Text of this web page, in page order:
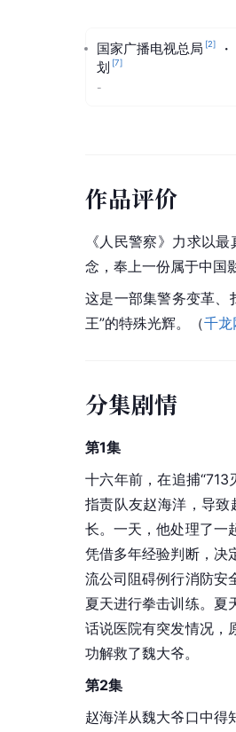
国家广播电视总局 [2] ·
划 [7]
-
作品评价
《人民警察》力求以
念，奉上一份属于中国
这是一部集警务变革、
王”的特殊光辉。（千龙
分集剧情
第1集
十六年前，在追捕
指责队友赵海洋，导
长。一天，他处理了一
凭借多年经验判断，决
流公司阻碍例行消防安
夏天进行拳击训练。夏
话说医院有突发情况，
功解救了魏大爷。
第2集
赵海洋从魏大爷口中得